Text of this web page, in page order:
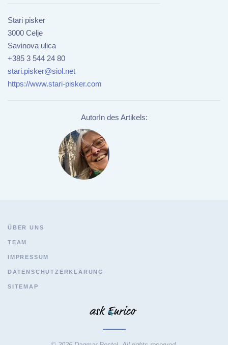
Stari pisker
3000 Celje
Savinova ulica
+385 3 544 24 80
stari.pisker@siol.net
https://www.stari-pisker.com
AutorIn des Artikels:
ÜBER UNS
TEAM
IMPRESSUM
DATENSCHUTZERKLÄRUNG
SITEMAP